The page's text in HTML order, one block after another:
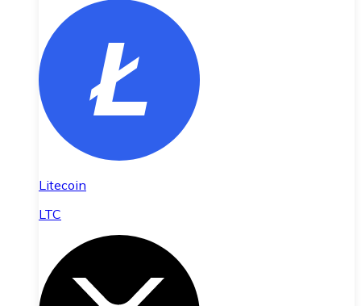
Litecoin
LTC